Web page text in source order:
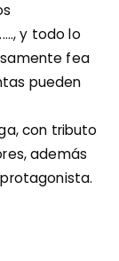
y todo lo
fea
pueden
con tributo
además